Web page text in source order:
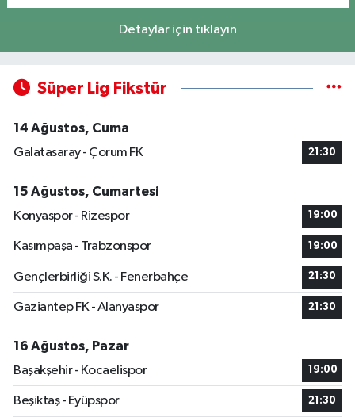
Detaylar için tıklayın
Süper Lig Fikstür
14 Ağustos, Cuma
Galatasaray - Çorum FK
21:30
15 Ağustos, Cumartesi
Konyaspor - Rizespor
19:00
Kasımpaşa - Trabzonspor 19:00
Gençlerbirliği S.K. - Fenerbahçe 21:30
Gaziantep FK - Alanyaspor 21:30
16 Ağustos, Pazar
Başakşehir - Kocaelispor
19:00
Beşiktaş - Eyüpspor 21:30